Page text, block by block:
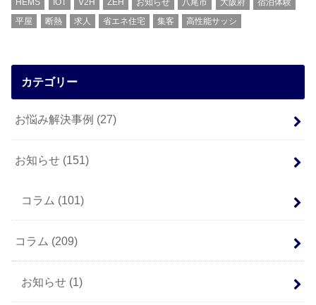
HEMS IOT V2H ZEH お知らせ 八尾市 大阪府
宿泊体験
平屋
断熱 求人 省エネ住宅 集客 高性能サッシ
カテゴリー
お悩み解決事例 (27)
お知らせ (151)
コラム (101)
コラム (209)
お知らせ (1)